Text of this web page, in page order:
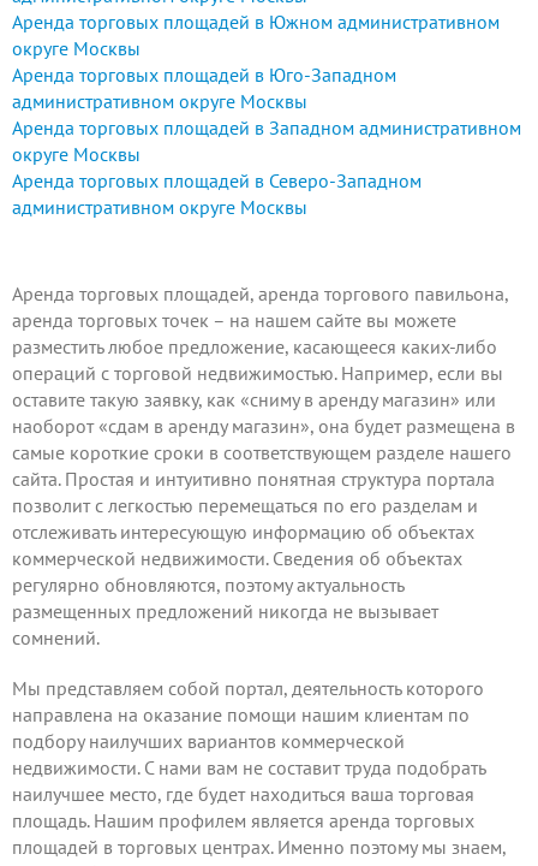
Аренда торговых площадей в Южном административном
округе Москвы
Аренда торговых площадей в Юго-Западном
административном округе Москвы
Аренда торговых площадей в Западном административном
округе Москвы
Аренда торговых площадей в Северо-Западном
административном округе Москвы
Аренда торговых площадей, аренда торгового павильона,
аренда торговых точек – на нашем сайте вы можете
разместить любое предложение, касающееся каких-либо
операций с торговой недвижимостью. Например, если вы
оставите такую заявку, как «сниму в аренду магазин» или
наоборот «сдам в аренду магазин», она будет размещена в
самые короткие сроки в соответствующем разделе нашего
сайта. Простая и интуитивно понятная структура портала
позволит с легкостью перемещаться по его разделам и
отслеживать интересующую информацию об объектах
коммерческой недвижимости. Сведения об объектах
регулярно обновляются, поэтому актуальность
размещенных предложений никогда не вызывает
сомнений.
Мы представляем собой портал, деятельность которого
направлена на оказание помощи нашим клиентам по
подбору наилучших вариантов коммерческой
недвижимости. С нами вам не составит труда подобрать
наилучшее место, где будет находиться ваша торговая
площадь. Нашим профилем является аренда торговых
площадей в торговых центрах. Именно поэтому мы знаем,